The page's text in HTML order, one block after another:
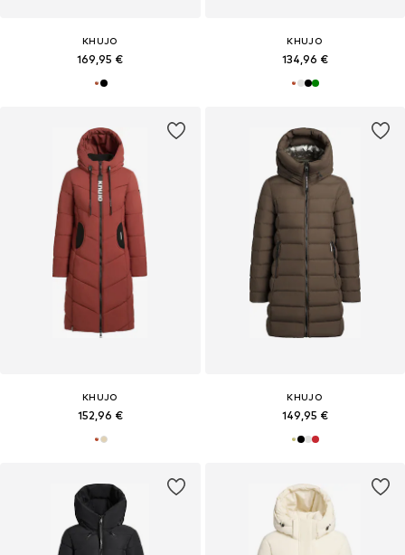
KHUJO
169,95 €
KHUJO
134,96 €
KHUJO
152,96 €
KHUJO
149,95 €